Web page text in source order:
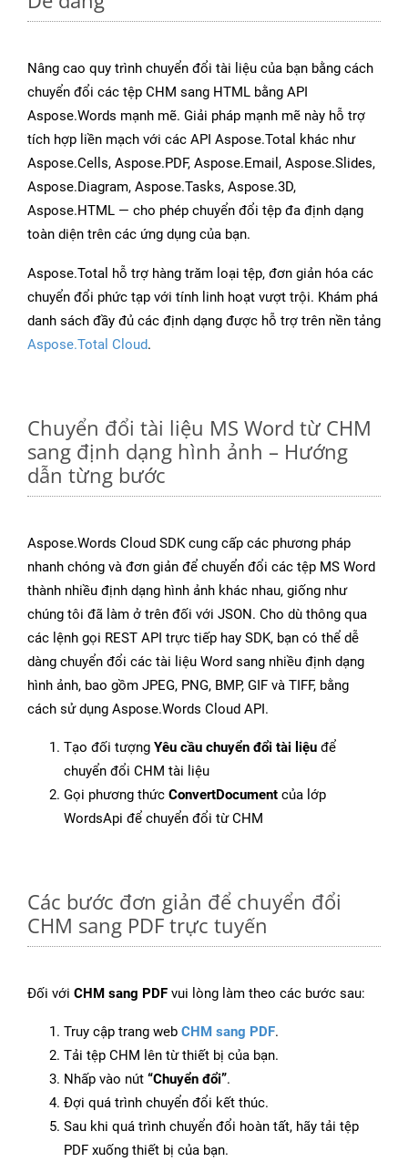
Nâng cao quy trình chuyển đổi tài liệu của bạn bằng cách
chuyển đổi các tệp CHM sang HTML bằng API
Aspose.Words mạnh mẽ. Giải pháp mạnh mẽ này hỗ trợ
tích hợp liền mạch với các API Aspose.Total khác như
Aspose.Cells, Aspose.PDF, Aspose.Email, Aspose.Slides,
Aspose.Diagram, Aspose.Tasks, Aspose.3D,
Aspose.HTML — cho phép chuyển đổi tệp đa định dạng
toàn diện trên các ứng dụng của bạn.
Aspose.Total hỗ trợ hàng trăm loại tệp, đơn giản hóa các
chuyển đổi phức tạp với tính linh hoạt vượt trội. Khám phá
danh sách đầy đủ các định dạng được hỗ trợ trên nền tảng
Aspose.Total Cloud.
Chuyển đổi tài liệu MS Word từ CHM
sang định dạng hình ảnh – Hướng
dẫn từng bước
Aspose.Words Cloud SDK cung cấp các phương pháp
nhanh chóng và đơn giản để chuyển đổi các tệp MS Word
thành nhiều định dạng hình ảnh khác nhau, giống như
chúng tôi đã làm ở trên đối với JSON. Cho dù thông qua
các lệnh gọi REST API trực tiếp hay SDK, bạn có thể dễ
dàng chuyển đổi các tài liệu Word sang nhiều định dạng
hình ảnh, bao gồm JPEG, PNG, BMP, GIF và TIFF, bằng
cách sử dụng Aspose.Words Cloud API.
Tạo đối tượng Yêu cầu chuyển đổi tài liệu để
chuyển đổi CHM tài liệu
Gọi phương thức ConvertDocument của lớp
WordsApi để chuyển đổi từ CHM
Các bước đơn giản để chuyển đổi
CHM sang PDF trực tuyến
Đối với CHM sang PDF vui lòng làm theo các bước sau:
Truy cập trang web CHM sang PDF.
Tải tệp CHM lên từ thiết bị của bạn.
Nhấp vào nút “Chuyển đổi”.
Đợi quá trình chuyển đổi kết thúc.
Sau khi quá trình chuyển đổi hoàn tất, hãy tải tệp
PDF xuống thiết bị của bạn.